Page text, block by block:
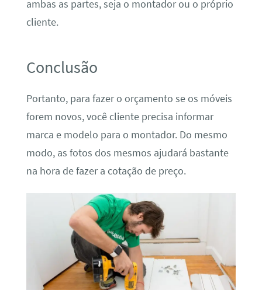
ambas as partes, seja o montador ou o próprio
cliente.
Conclusão
Portanto, para fazer o orçamento se os móveis
forem novos, você cliente precisa informar
marca e modelo para o montador. Do mesmo
modo, as fotos dos mesmos ajudará bastante
na hora de fazer a cotação de preço.